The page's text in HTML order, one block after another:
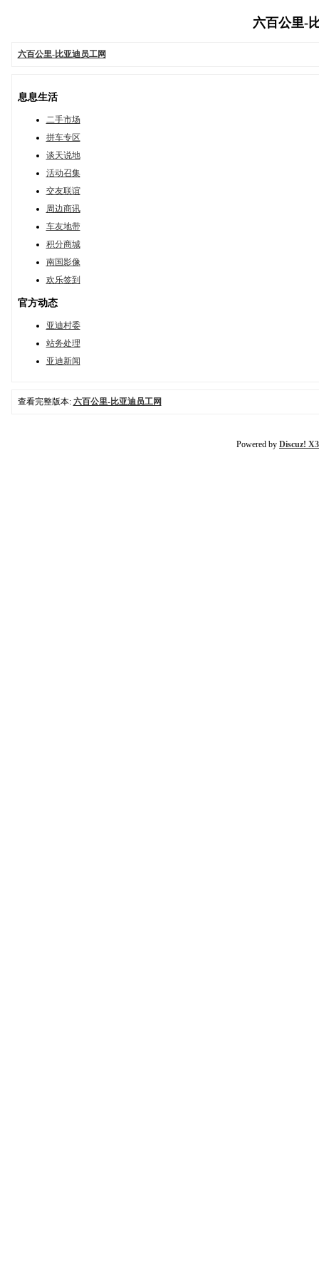
六百公里-
六百公里-比亚迪员工网
息息生活
二手市场
拼车专区
谈天说地
活动召集
交友联谊
周边商讯
车友地带
积分商城
南国影像
欢乐签到
官方动态
亚迪村委
站务处理
亚迪新闻
查看完整版本: 六百公里-比亚迪员工网
Powered by Discuz!